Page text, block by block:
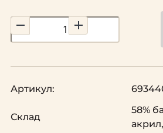
Артикул:
Склад
58%